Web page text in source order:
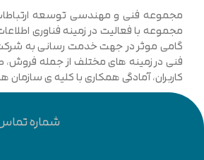
فنی در زمینه های مختلف از جمله فروش،
کاربران، آمادگی همکاری با کلیه ی
شماره